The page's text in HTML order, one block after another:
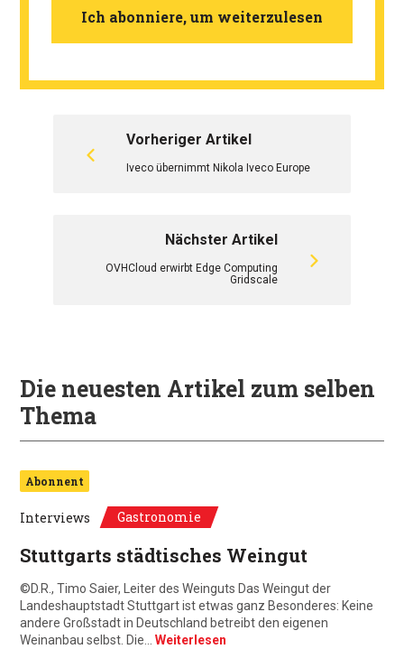
Ich abonniere, um weiterzulesen
Vorheriger Artikel
Iveco übernimmt Nikola Iveco Europe
Nächster Artikel
OVHCloud erwirbt Edge Computing
Gridscale
Die neuesten Artikel zum selben
Thema
Abonnent
Interviews Gastronomie
Stuttgarts städtisches Weingut
©D.R., Timo Saier, Leiter des Weinguts Das Weingut der
Landeshauptstadt Stuttgart ist etwas ganz Besonderes: Keine
andere Großstadt in Deutschland betreibt den eigenen
Weinanbau selbst. Die… Weiterlesen